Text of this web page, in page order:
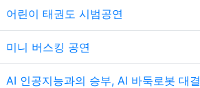
어린이 태권도 시범공연
미니 버스킹 공연
AI 인공지능과의 승부, AI 바둑로봇 대결